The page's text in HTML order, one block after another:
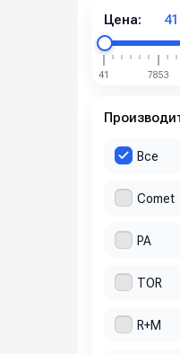
Цена: 41
41 7853
Все
Comet
PA
TOR
R+M